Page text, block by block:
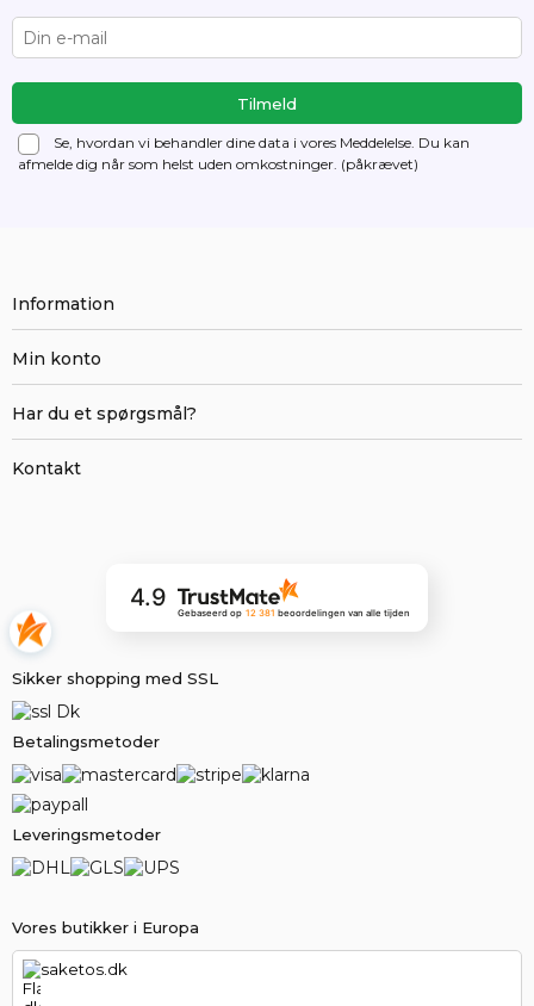
Se, hvordan vi behandler dine data i vores Meddelelse. Du kan
afmelde dig når som helst uden omkostninger. (påkrævet)
Vores butikker i Europa
saketos.dk
Information
Min konto
Har du et spørgsmål?
Kontakt
4.9
Gebaseerd op 12 381 beoordelingen van alle tijden
Sikker shopping med SSL
Betalingsmetoder
Leveringsmetoder